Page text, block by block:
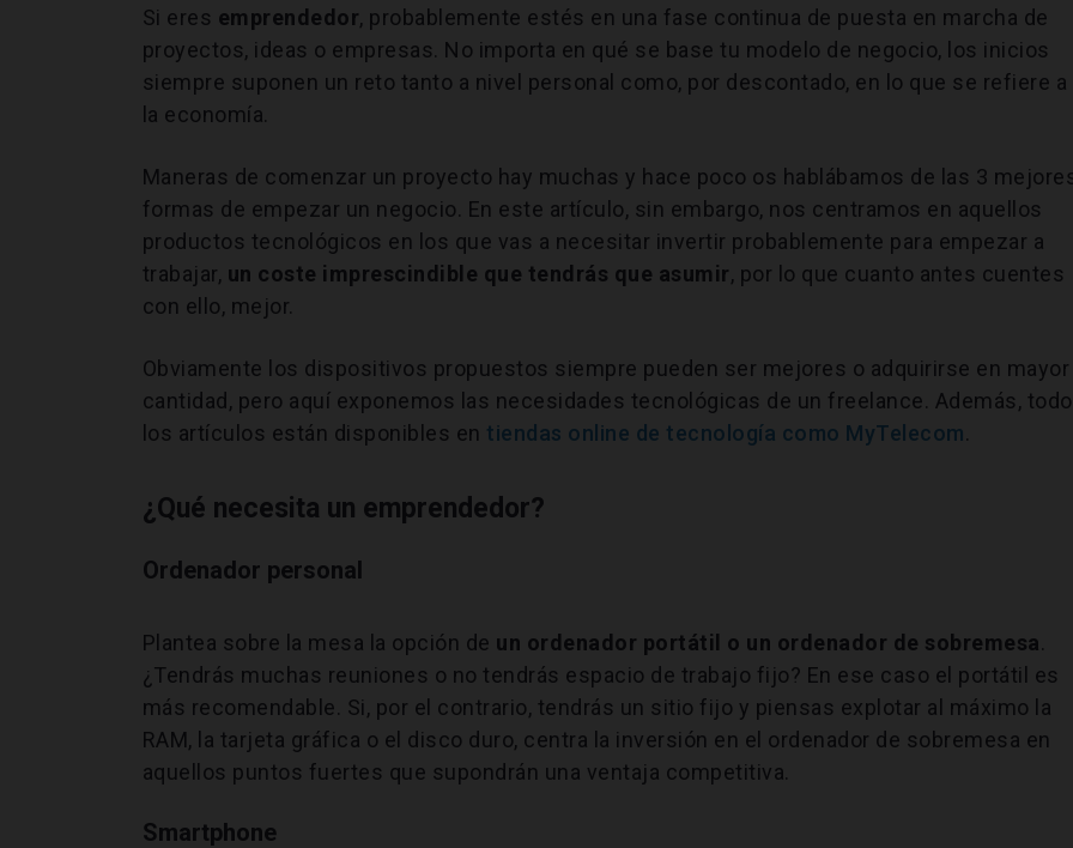
Si eres emprendedor, probablemente estés en una fase continua de puesta en marcha de
proyectos, ideas o empresas. No importa en qué se base tu modelo de negocio, los inicios
siempre suponen un reto tanto a nivel personal como, por descontado, en lo que se refiere a
la economía.
Maneras de comenzar un proyecto hay muchas y hace poco os hablábamos de las 3
formas de empezar un negocio. En este artículo, sin embargo, nos centramos en aquellos
productos tecnológicos en los que vas a necesitar invertir probablemente para empezar a
trabajar, un coste imprescindible que tendrás que asumir, por lo que cuanto antes cuentes
con ello, mejor.
Obviamente los dispositivos propuestos siempre pueden ser mejores o adquirirse en mayor
cantidad, pero aquí exponemos las necesidades tecnológicas de un freelance. Además,
los artículos están disponibles en tiendas online de tecnología como MyTelecom.
¿Qué necesita un emprendedor?
Ordenador personal
Plantea sobre la mesa la opción de un ordenador portátil o un ordenador de sobremesa.
¿Tendrás muchas reuniones o no tendrás espacio de trabajo fijo? En ese caso el portátil es
más recomendable. Si, por el contrario, tendrás un sitio fijo y piensas explotar al máximo la
RAM, la tarjeta gráfica o el disco duro, centra la inversión en el ordenador de sobremesa en
aquellos puntos fuertes que supondrán una ventaja competitiva.
Smartphone